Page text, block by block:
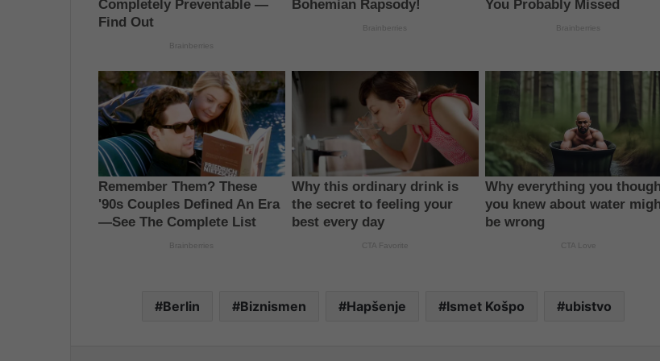
Berlin Biznismen Hapšenje Ismet Košpo ubistvo